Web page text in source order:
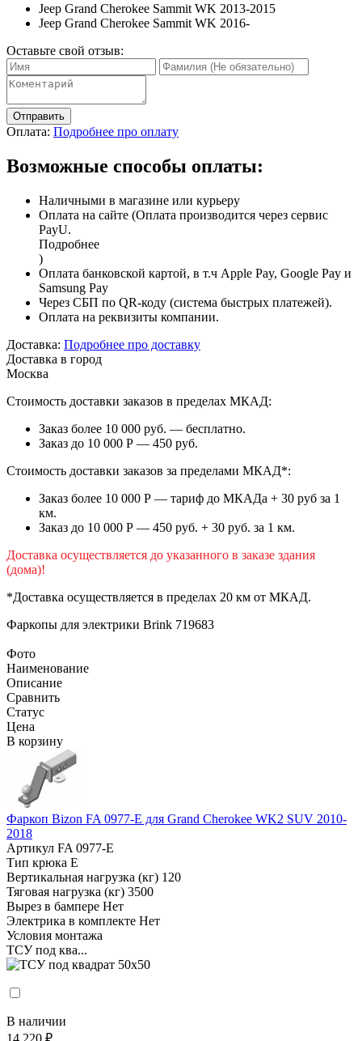
Jeep Grand Cherokee Sammit WK 2013-2015
Jeep Grand Cherokee Sammit WK 2016-
Оставьте свой отзыв:
Отправить
Оплата: Подробнее про оплату
Возможные способы оплаты:
Наличными в магазине или курьеру
Оплата на сайте (Оплата производится через сервис
PayU.
Подробнее
)
Оплата банковской картой, в т.ч Apple Pay, Google Pay и
Samsung Pay
Через СБП по QR-коду (система быстрых платежей).
Оплата на реквизиты компании.
Доставка: Подробнее про доставку
Доставка в город
Москва
Стоимость доставки заказов в пределах МКАД:
Заказ более 10 000 руб. — бесплатно.
Заказ до 10 000 Р — 450 руб.
Стоимость доставки заказов за пределами МКАД*:
Заказ более 10 000 Р — тариф до МКАДа + 30 руб за 1
км.
Заказ до 10 000 Р — 450 руб. + 30 руб. за 1 км.
Доставка осуществляется до указанного в заказе здания
(дома)!
*Доставка осуществляется в пределах 20 км от МКАД.
Фаркопы для электрики Brink 719683
Фото
Наименование
Описание
Сравнить
Статус
Цена
В корзину
Фаркоп Bizon FA 0977-E для Grand Cherokee WK2 SUV 2010-
2018
Артикул FA 0977-E
Тип крюка E
Вертикальная нагрузка (кг) 120
Тяговая нагрузка (кг) 3500
Вырез в бампере Нет
Электрика в комплекте Нет
Условия монтажа
ТСУ под ква...
В наличии